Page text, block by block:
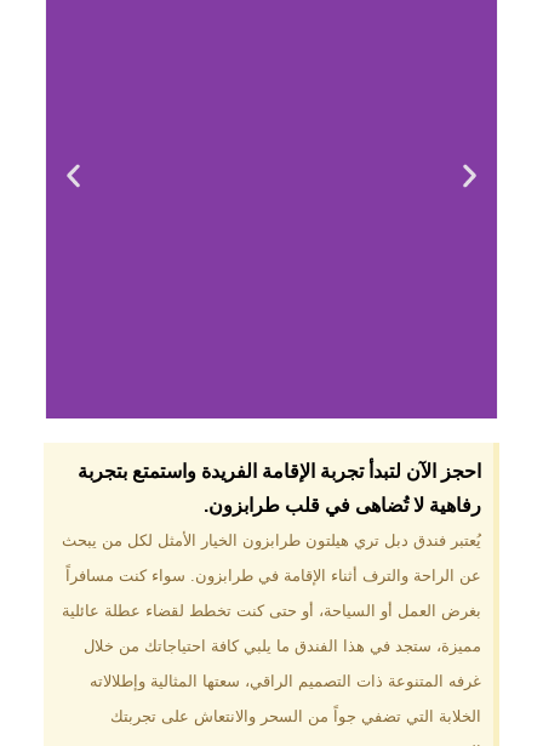
لماذا تختار فندق دبل
تري هيلتون
طرابزون؟
موقع مميز في قلب طرابزون بالقرب
من أهم المعالم السياحية. إطلالات
الخضراء. مرافق متكاملة تشمل
مسبحًا داخليًا، سبا، صالة ألعاب
رياضية، ومطاعم عالمية.
احجز الآن لتبدأ تجربة الإقامة الفريدة واستمتع بتجربة
رفاهية لا تُضاهى في قلب طرابزون.​
يُعتبر فندق دبل تري هيلتون طرابزون الخيار الأمثل لكل من يبحث
عن الراحة والترف أثناء الإقامة في طرابزون. سواء كنت مسافراً
بغرض العمل أو السياحة، أو حتى كنت تخطط لقضاء عطلة عائلية
مميزة، ستجد في هذا الفندق ما يلبي كافة احتياجاتك من خلال
غرفه المتنوعة ذات التصميم الراقي، سعتها المثالية وإطلالاته
الخلابة التي تضفي جواً من السحر والانتعاش على تجربتك